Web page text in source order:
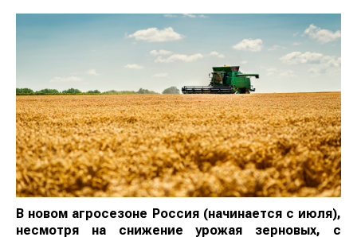
В новом агросезоне Россия (начинается с июля),
несмотря на снижение урожая зерновых, с